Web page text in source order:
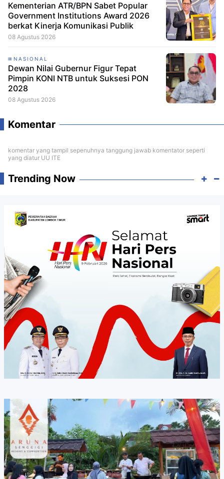
Kementerian ATR/BPN Sabet Popular
Government Institutions Award 2026
berkat Kinerja Komunikasi Publik
08 Agustus 2026
NASIONAL
Dewan Nilai Gubernur Figur Tepat
Pimpin KONI NTB untuk Suksesi PON
2028
08 Agustus 2026
Komentar
komentar yang tampil sepenuhnya tanggung jawab komentator seperti
yang diatur UU ITE
Trending Now